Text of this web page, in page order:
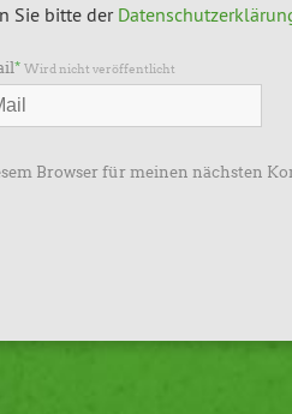
Sie bitte der
* Wird nicht veröffentlicht
Browser für meinen nächsten